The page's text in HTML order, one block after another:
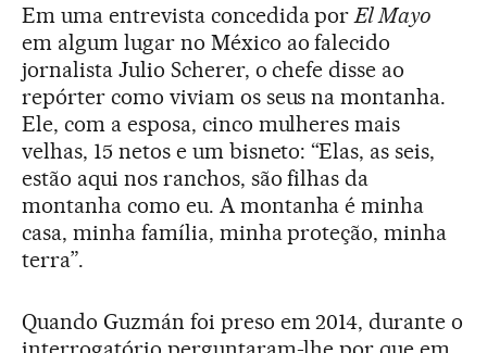
Em uma entrevista concedida por El Mayo
em algum lugar no México ao falecido
jornalista Julio Scherer, o chefe disse ao
repórter como viviam os seus na montanha.
Ele, com a esposa, cinco mulheres mais
velhas, 15 netos e um bisneto: “Elas, as seis,
estão aqui nos ranchos, são filhas da
montanha como eu. A montanha é minha
casa, minha família, minha proteção, minha
terra”.
Quando Guzmán foi preso em 2014, durante o